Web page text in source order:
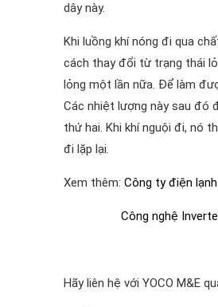
dây này.
Khi luồng khí nóng đi qua
cách thay đổi từ trạng thái
lỏng một lần nữa. Để làm
Các nhiệt lượng này sau đó
thứ hai. Khi khí nguội đi, nó
đi lặp lại.
Xem thêm: Công ty điện
Công nghệ
Hãy liên hệ với YOCO M&E